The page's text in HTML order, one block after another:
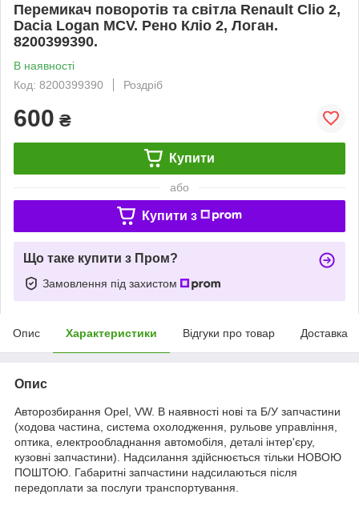
Перемикач поворотів та світла Renault Clio 2,
Dacia Logan MCV. Рено Кліо 2, Логан.
8200399390.
В наявності
Код: 8200399390
Роздріб
600 ₴
Купити
або
Купити з
Що таке купити з Пром?
Замовлення під захистом
Опис Характеристики Відгуки про товар Доставка
Опис
Авторозбирання Opel, VW. В наявності нові та Б/У запчастини
(ходова частина, система охолодження, рульове управління,
оптика, електрообладнання автомобіля, деталі інтер'єру,
кузовні запчастини). Надсилання здійснюється тільки НОВОЮ
ПОШТОЮ. Габаритні запчастини надсилаються після
передоплати за послуги транспортування.